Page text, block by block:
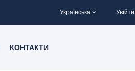
Українська Увійти
КОНТАКТИ